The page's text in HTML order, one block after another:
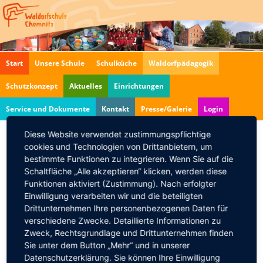
Start Unsere Schule Schulküche Waldorfpädagogik
Schutzkonzept Aktuelles Einrichtungen
Service und Dokumente Kontakt Presse/Galerie Login
Achtung! Am 4.10. ist ein
regulärer Schultag.
01.10.2019 08:37vonGundula Dobrig
Wir
benötigen
Ihre
Diese Website verwendet zustimmungspflichtige
cookies und Technologien von Drittanbietern, um
bestimmte Funktionen zu integrieren. Wenn Sie auf die
Schaltfläche „Alle akzeptieren“ klicken, werden diese
Funktionen aktiviert (Zustimmung). Nach erfolgter
Einwilligung verarbeiten wir und die beteiligten
Drittunternehmen Ihre personenbezogenen Daten für
verschiedene Zwecke. Detaillierte Informationen zu
Zweck, Rechtsgrundlage und Drittunternehmen finden
Sie unter dem Button „Mehr“ und in unserer
Datenschutzerklärung. Sie können Ihre Einwilligung